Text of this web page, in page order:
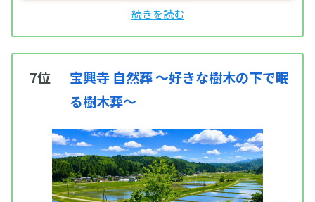
7位
宝興寺 自然葬 ～好きな樹木の下で眠
る樹木葬～